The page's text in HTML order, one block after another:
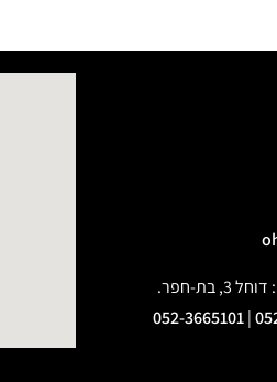
חפר.
|
052-3665101